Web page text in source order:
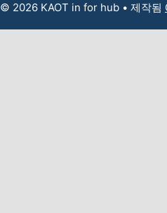
© 2026 KAOT in for hub • 제작됨